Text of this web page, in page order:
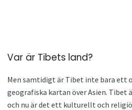
Var är Tibets land?
Men samtidigt är Tibet inte bara ett
geografiska kartan över Asien. Tibet
och nu är det ett kulturellt och